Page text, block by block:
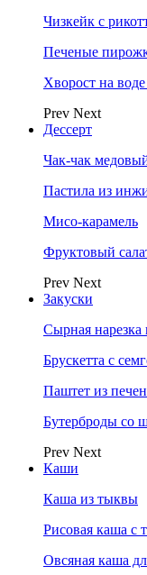
Чизкейк с
Печеные
Хворост на
Prev Next
Дессерт
Чак-чак
Пастила из
Мисо-карамель
Фруктовый
Prev Next
Закуски
Сырная
Брускетта с
Паштет из
Бутерброды со
Prev Next
Каши
Каша из тыквы
Рисовая каша с
Овсяная каша